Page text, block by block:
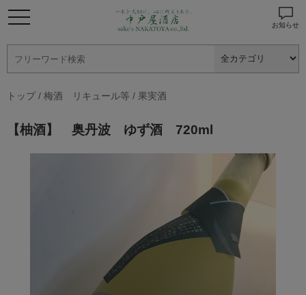
お知らせ
トップ/ 梅酒 リキュール等 / 果実酒
【柚酒】 奥丹波 ゆず酒 720ml